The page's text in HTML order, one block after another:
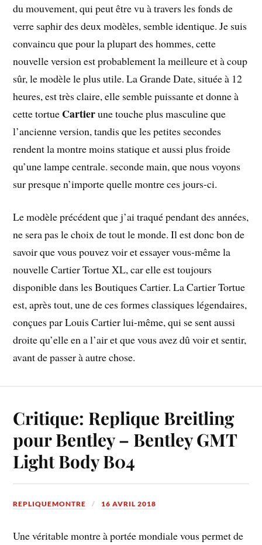
du mouvement, qui peut être vu à travers les fonds de
verre saphir des deux modèles, semble identique. Je suis
convaincu que pour la plupart des hommes, cette
nouvelle version est probablement la meilleure et à coup
sûr, le modèle le plus utile. La Grande Date, située à 12
heures, est très claire, elle semble puissante et donne à
cette tortue Cartierune touche plus masculine que
l’ancienne version, tandis que les petites secondes
rendent la montre moins statique et aussi plus froide
qu’une lampe centrale. seconde main, que nous voyons
sur presque n’importe quelle montre ces jours-ci.
Le modèle précédent que j’ai traqué pendant des années,
ne sera pas le choix de tout le monde. Il est donc bon de
savoir que vous pouvez voir et essayer vous-même la
nouvelle Cartier Tortue XL, car elle est toujours
disponible dans les Boutiques Cartier. La Cartier Tortue
est, après tout, une de ces formes classiques légendaires,
conçues par Louis Cartier lui-même, qui se sent aussi
droite qu’elle en a l’air et que vous avez dû voir et sentir,
avant de passer à autre chose.
Critique: Replique Breitling
pour Bentley – Bentley GMT
Light Body B04
REPLIQUEMONTRE 16 AVRIL 2018
Une véritable montre à portée mondiale vous permet de